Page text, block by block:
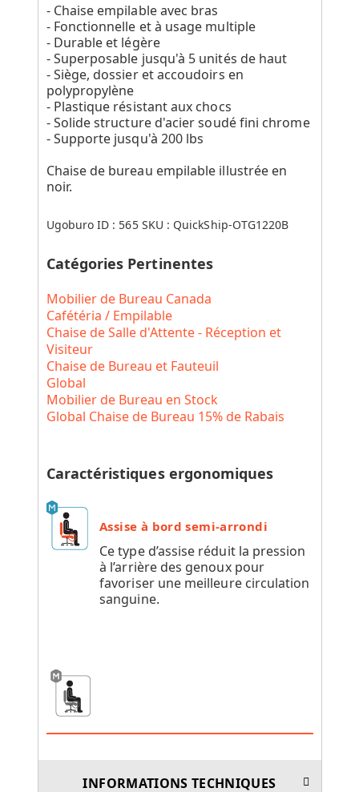
- Chaise empilable avec bras
- Fonctionnelle et à usage multiple
- Durable et légère
- Superposable jusqu'à 5 unités de haut
- Siège, dossier et accoudoirs en
polypropylène
- Plastique résistant aux chocs
- Solide structure d'acier soudé fini chrome
- Supporte jusqu'à 200 lbs
Chaise de bureau empilable illustrée en
noir.
Ugoburo ID : 565 SKU : QuickShip-OTG1220B
Catégories Pertinentes
Mobilier de Bureau Canada
Cafétéria / Empilable
Chaise de Salle d'Attente - Réception et
Visiteur
Chaise de Bureau et Fauteuil
Global
Mobilier de Bureau en Stock
Global Chaise de Bureau 15% de Rabais
Caractéristiques ergonomiques
Assise à bord semi-arrondi
Ce type d’assise réduit la pression
à l’arrière des genoux pour
favoriser une meilleure circulation
sanguine.
INFORMATIONS TECHNIQUES